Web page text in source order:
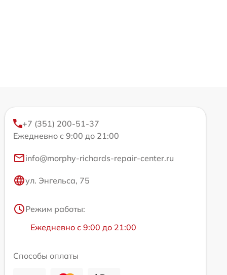
+7 (351) 200-51-37
Ежедневно с 9:00 до 21:00
info@morphy-richards-repair-center.ru
ул. Энгельса, 75
Режим работы:
Ежедневно с 9:00 до 21:00
Способы оплаты